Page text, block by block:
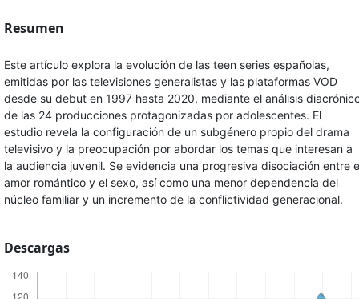
Resumen
Este artículo explora la evolución de las teen series españolas,
emitidas por las televisiones generalistas y las plataformas VOD
desde su debut en 1997 hasta 2020, mediante el análisis
de las 24 producciones protagonizadas por adolescentes. El
estudio revela la configuración de un subgénero propio del drama
televisivo y la preocupación por abordar los temas que interesan a
la audiencia juvenil. Se evidencia una progresiva disociación entre
amor romántico y el sexo, así como una menor dependencia del
núcleo familiar y un incremento de la conflictividad generacional.
Descargas